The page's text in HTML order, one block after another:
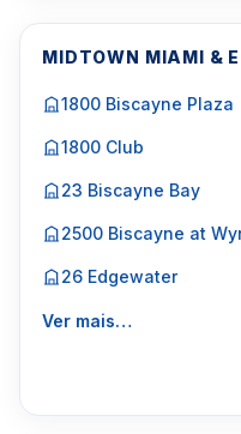
MIDTOWN MIAMI &
1800 Biscayne Plaza
1800 Club
23 Biscayne Bay
2500 Biscayne at
26 Edgewater
Ver mais…